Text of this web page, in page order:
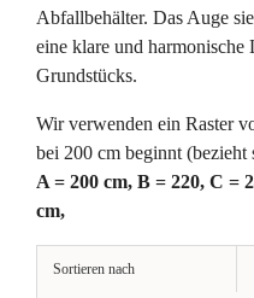
Abfallbehälter. Das Auge
eine klare und
Grundstücks.
Wir verwenden ein Raster
bei 200 cm beginnt (bezieht
A = 200 cm, B = 220, C =
cm,
Sortieren nach